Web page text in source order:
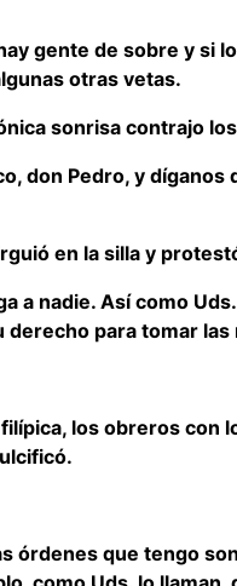
gente de sobre y si
otras vetas.
sonrisa contrajo
don Pedro, y
en la silla y
a nadie. Así como
derecho para tomar
los obreros con
órdenes que tengo